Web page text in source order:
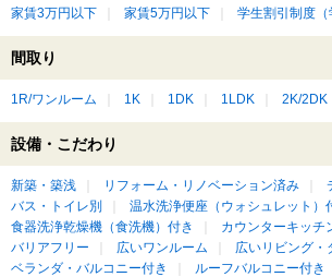
家賃3万円以下
家賃5万円以下 学生割引制度（
間取り
1R/ワンルーム 1K 1DK 1LDK 2K/2DK
設備・こだわり
新築・築浅 リフォーム・リノベーション済み
バス・トイレ別
温水洗浄便座（ウォシュレット）
食器洗浄乾燥機（食洗機）付き
カウンターキッチ
バリアフリー
広いワンルーム
広いリビング・
ベランダ・バルコニー付き
ルーフバルコニー付き